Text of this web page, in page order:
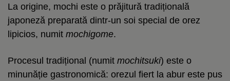
La origine, mochi este o prăjitură tradițională
japoneză preparată dintr-un soi special de orez
lipicios, numit mochigome.
Procesul tradițional (numit mochitsuki) este o
minunăție gastronomică: orezul fiert la abur este pus